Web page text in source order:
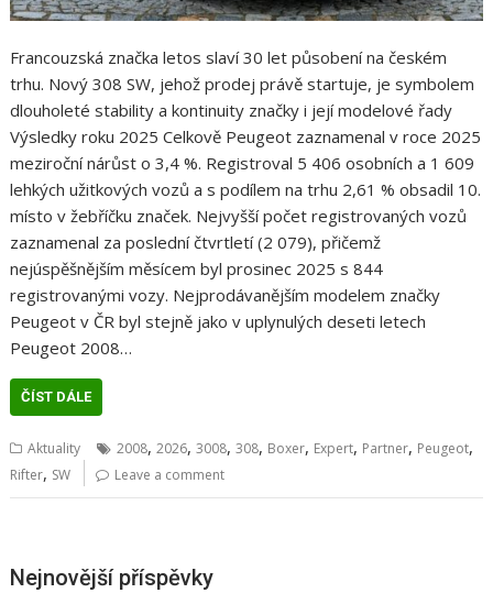
Francouzská značka letos slaví 30 let působení na českém
trhu. Nový 308 SW, jehož prodej právě startuje, je symbolem
dlouholeté stability a kontinuity značky i její modelové řady
Výsledky roku 2025 Celkově Peugeot zaznamenal v roce 2025
meziroční nárůst o 3,4 %. Registroval 5 406 osobních a 1 609
lehkých užitkových vozů a s podílem na trhu 2,61 % obsadil 10.
místo v žebříčku značek. Nejvyšší počet registrovaných vozů
zaznamenal za poslední čtvrtletí (2 079), přičemž
nejúspěšnějším měsícem byl prosinec 2025 s 844
registrovanými vozy. Nejprodávanějším modelem značky
Peugeot v ČR byl stejně jako v uplynulých deseti letech
Peugeot 2008…
ČÍST DÁLE
Aktuality 2008, 2026,3008,308, Boxer, Expert, Partner, Peugeot,
Rifter, SW Leave a comment
Nejnovější příspěvky